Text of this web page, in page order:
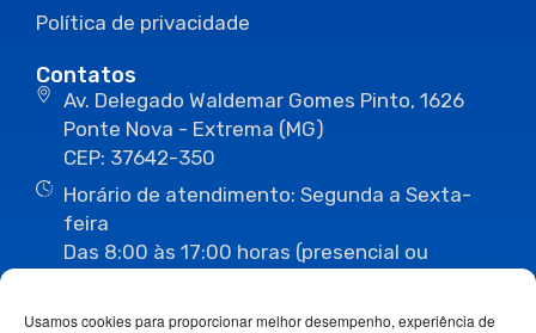
Usamos cookies para proporcionar melhor desempenho, experiência de
Política de privacidade
Contatos
Av. Delegado Waldemar Gomes Pinto, 1626
Ponte Nova - Extrema (MG)
CEP: 37642-350
Horário de atendimento: Segunda a Sexta-
feira
Das 8:00 às 17:00 horas (presencial ou
(35) 3435-1112 (35) 3435-3063